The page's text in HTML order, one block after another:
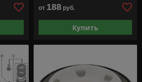
от 188 руб.
Купить